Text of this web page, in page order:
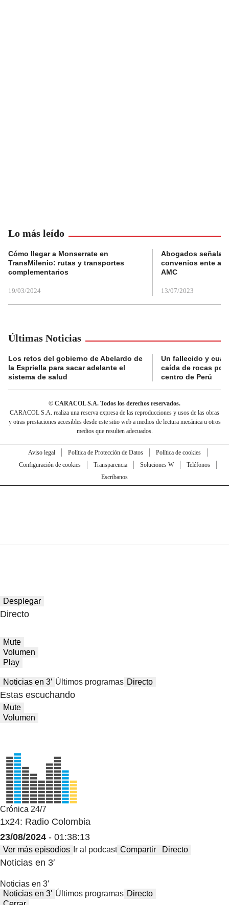
Lo más leído
Cómo llegar a Monserrate en
TransMilenio: rutas y transportes
complementarios
19/03/2024
Abogados
convenios ente
AMC
13/07/2023
Últimas Noticias
Los retos del gobierno de Abelardo de
la Espriella para sacar adelante el
sistema de salud
Un fallecido y
caída de rocas por
centro de Perú
© CARACOL S.A. Todos los derechos reservados.
CARACOL S.A. realiza una reserva expresa de las reproducciones y usos de las obras
y otras prestaciones accesibles desde este sitio web a medios de lectura mecánica u otros
medios que resulten adecuados.
Aviso legal Política de Protección de Datos
Política de cookies
Configuración de cookies
Transparencia Soluciones W
Teléfonos
Escríbanos
Desplegar
Directo
Mute
Volumen
Play
Noticias en 3′ Últimos programas Directo
Estas escuchando
Mute
Volumen
Crónica 24/7
1x24: Radio Colombia
23/08/2024 - 01:38:13
Ver más episodios Ir al podcast Compartir Directo
Noticias en 3′
Noticias en 3′
Noticias en 3′ Últimos programas Directo